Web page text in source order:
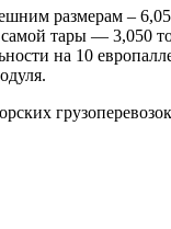
размерам –
тары — 3,050
на 10